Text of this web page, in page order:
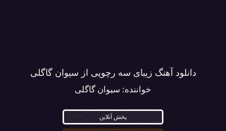
دانلود آهنگ زیبای سه رچوپی از سیوان گاگلی
خواننده: سیوان گاگلی
پخش آنلاین